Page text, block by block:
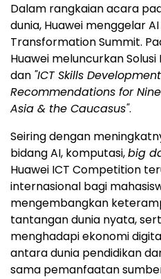
Dalam rangkaian acara
dunia, Huawei menggelar
Transformation Summit.
Huawei meluncurkan
dan "ICT Skills
Recommendations for
Asia & the Caucasus".
Seiring dengan
bidang AI, komputasi,big
Huawei ICT Competition
internasional bagi
mengembangkan
tantangan dunia nyata,
menghadapi ekonomi
antara dunia pendidikan
sama pemanfaatan